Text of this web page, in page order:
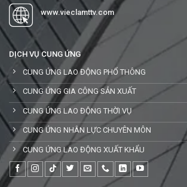
www.vieclamttv.com
DỊCH VỤ CUNG ỨNG
CUNG ỨNG LAO ĐỘNG PHỔ THÔNG
CUNG ỨNG GIA CÔNG SẢN XUẤT
CUNG ỨNG LAO ĐỘNG THỜI VỤ
CUNG ỨNG NHÂN LỰC CHUYÊN MÔN
CUNG ỨNG LAO ĐỘNG XUẤT KHẨU